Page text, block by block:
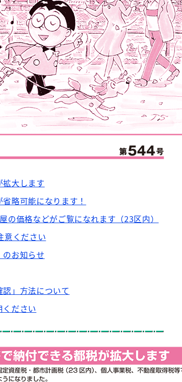
大します
略可能になります！
価格などがご覧になれます（23区内）
意ください
お知らせ
」方法について
ださい